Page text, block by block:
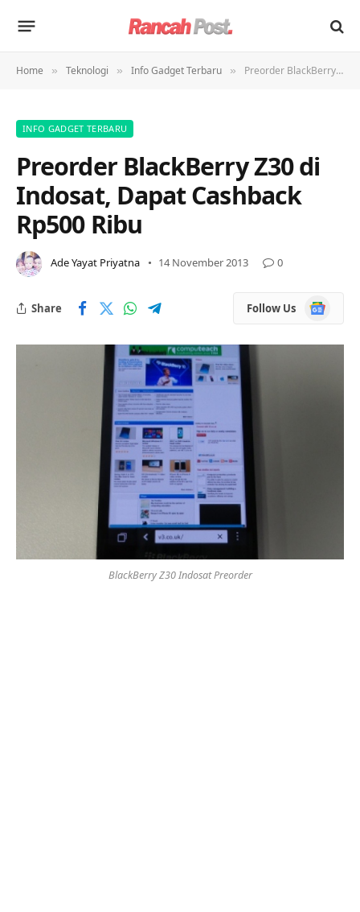
Home » Teknologi » Info Gadget Terbaru » Preorder BlackBerry Z30 di Indosat, Dapat Cashback Rp500 Ribu
INFO GADGET TERBARU
Preorder BlackBerry Z30 di
Indosat, Dapat Cashback
Rp500 Ribu
Ade Yayat Priyatna 14 November 2013 0
Share Follow Us
Google
News
BlackBerry Z30 Indosat Preorder